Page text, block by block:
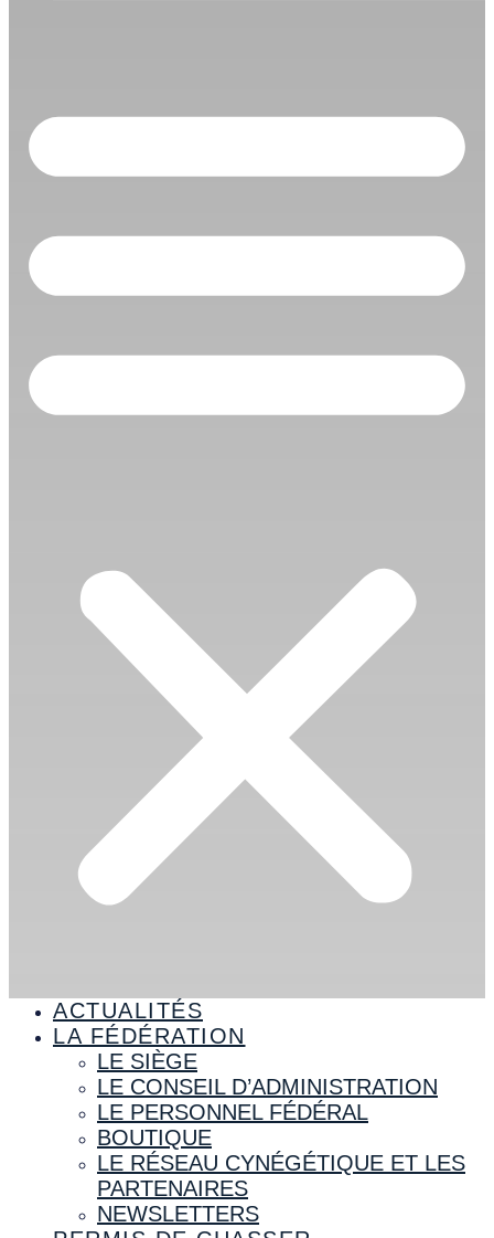
ACTUALITÉS
LA FÉDÉRATION
LE SIÈGE
LE CONSEIL D’ADMINISTRATION
LE PERSONNEL FÉDÉRAL
BOUTIQUE
LE RÉSEAU CYNÉGÉTIQUE ET LES
PARTENAIRES
NEWSLETTERS